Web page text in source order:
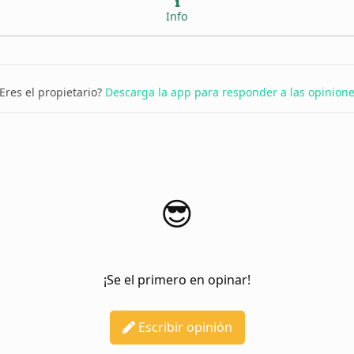
Info
el propietario? Descarga la app para responder a las
😎
¡Se el primero en opinar!
Escribir opinión